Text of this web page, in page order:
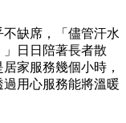
缺席，「儘管汗水
日日陪著長者散
家服務幾個小時，
用心服務能將溫暖